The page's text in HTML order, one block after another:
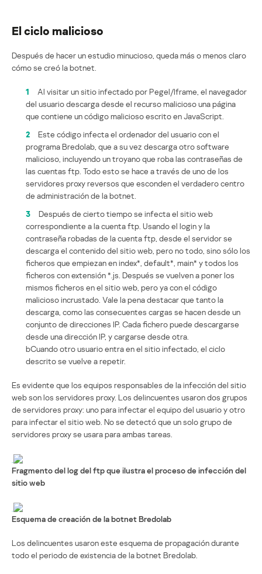
El ciclo malicioso
Después de hacer un estudio minucioso, queda más o menos claro
cómo se creó la botnet.
1
Al visitar un sitio infectado por Pegel/Iframe, el navegador
del usuario descarga desde el recurso malicioso una página
que contiene un código malicioso escrito en JavaScript.
2
Este código infecta el ordenador del usuario con el
programa Bredolab, que a su vez descarga otro software
malicioso, incluyendo un troyano que roba las contraseñas de
las cuentas ftp. Todo esto se hace a través de uno de los
servidores proxy reversos que esconden el verdadero centro
de administración de la botnet.
3
Después de cierto tiempo se infecta el sitio web
correspondiente a la cuenta ftp. Usando el login y la
contraseña robadas de la cuenta ftp, desde el servidor se
descarga el contenido del sitio web, pero no todo, sino sólo los
ficheros que empiezan en index*, default*, main* y todos los
ficheros con extensión *.js. Después se vuelven a poner los
mismos ficheros en el sitio web, pero ya con el código
malicioso incrustado. Vale la pena destacar que tanto la
descarga, como las consecuentes cargas se hacen desde un
conjunto de direcciones IP. Cada fichero puede descargarse
desde una dirección IP, y cargarse desde otra.
bCuando otro usuario entra en el sitio infectado, el ciclo
descrito se vuelve a repetir.
Es evidente que los equipos responsables de la infección del sitio
web son los servidores proxy. Los delincuentes usaron dos grupos
de servidores proxy: uno para infectar el equipo del usuario y otro
para infectar el sitio web. No se detectó que un solo grupo de
servidores proxy se usara para ambas tareas.
Fragmento del log del ftp que ilustra el proceso de infección del
sitio web
Esquema de creación de la botnet Bredolab
Los delincuentes usaron este esquema de propagación durante
todo el periodo de existencia de la botnet Bredolab.